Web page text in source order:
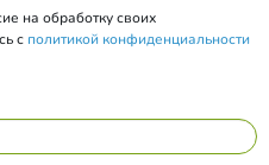
на обработку своих
с политикой конфиденциальности